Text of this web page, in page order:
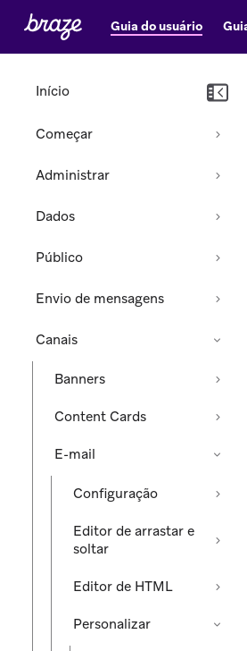
Guia do usuário
Início
Começar
Administrar
Dados
Público
Envio de mensagens
Canais
Banners
Content Cards
E-mail
Configuração
Editor de arrastar e
soltar
Editor de HTML
Personalizar